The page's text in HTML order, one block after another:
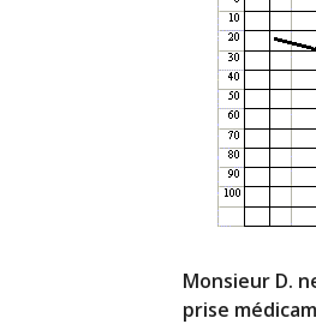
Monsieur D.
prise